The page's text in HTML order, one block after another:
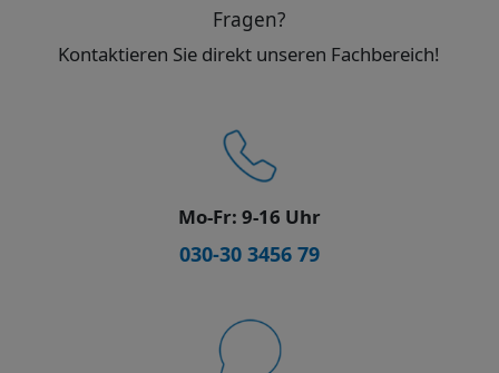
Fragen?
Kontaktieren Sie direkt unseren Fachbereich!
Mo-Fr: 9-16 Uhr
030-30 3456 79